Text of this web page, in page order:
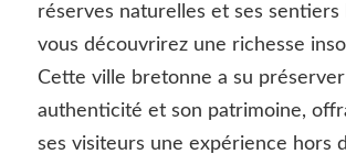
réserves naturelles et ses sentiers
vous découvrirez une richesse
Cette ville bretonne a su
authenticité et son patrimoine,
ses visiteurs une expérience hors